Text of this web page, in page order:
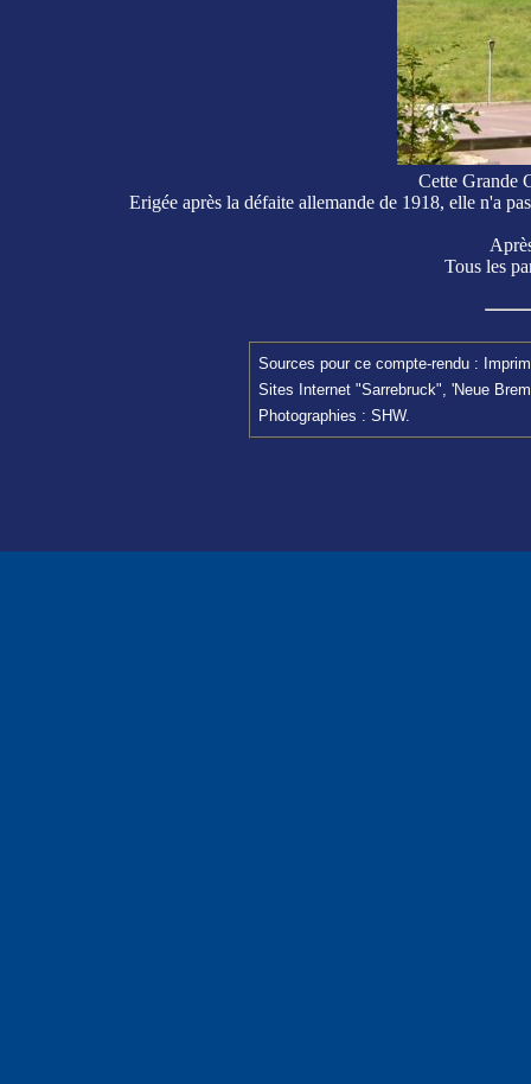
Cette Grande
Erigée après la défaite allemande de 1918, elle n'a
Tous les
Sources pour ce compte-rendu :
Sites Internet "Sarrebruck", 'Neue
Photographies : SHW.